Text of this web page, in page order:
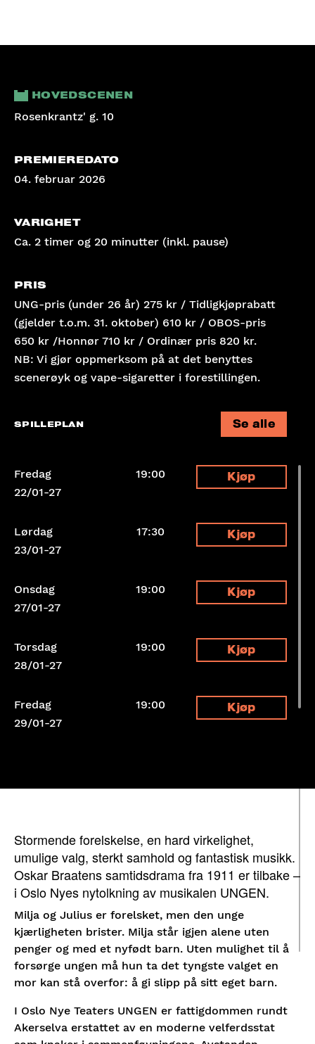
HOVEDSCENEN
Rosenkrantz' g. 10
PREMIEREDATO
04. februar 2026
VARIGHET
Ca. 2 timer og 20 minutter (inkl. pause)
PRIS
UNG-pris (under 26 år) 275 kr / Tidligkjøprabatt
(gjelder t.o.m. 31. oktober) 610 kr / OBOS-pris
650 kr /Honnør 710 kr / Ordinær pris 820 kr.
NB: Vi gjør oppmerksom på at det benyttes
scenerøyk og vape-sigaretter i forestillingen.
SPILLEPLAN Se alle
Fredag
22/01-27
19:00 Kjøp
Lørdag
23/01-27
17:30 Kjøp
Onsdag
27/01-27
19:00 Kjøp
Torsdag
28/01-27
19:00 Kjøp
Fredag
29/01-27
19:00 Kjøp
Stormende forelskelse, en hard virkelighet,
umulige valg, sterkt samhold og fantastisk musikk.
Oskar Braatens samtidsdrama fra 1911 er tilbake –
i Oslo Nyes nytolkning av musikalen UNGEN.
Milja og Julius er forelsket, men den unge
kjærligheten brister. Milja står igjen alene uten
penger og med et nyfødt barn. Uten mulighet til å
forsørge ungen må hun ta det tyngste valget en
mor kan stå overfor: å gi slipp på sitt eget barn.
I Oslo Nye Teaters UNGEN er fattigdommen rundt
Akerselva erstattet av en moderne velferdsstat